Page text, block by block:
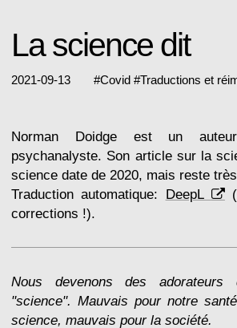
La science dit
2021-09-13 #Covid #Traductions et
Norman Doidge est un
psychanalyste. Son article sur la
science date de 2020, mais reste
Traduction automatique: DeepL
corrections !).
Nous devenons des
"science". Mauvais pour notre
science, mauvais pour la société.